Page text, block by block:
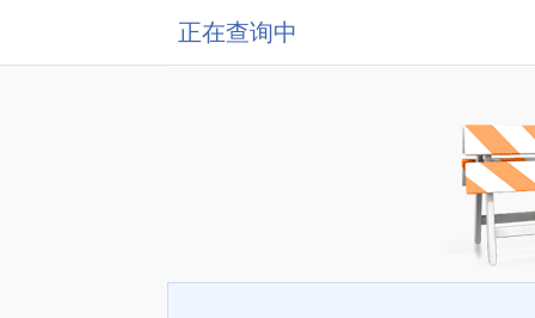
正在查询中